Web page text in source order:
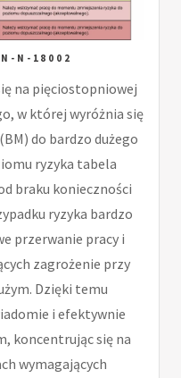
N-18002
na pięciostopniowej
w której wyróżnia się
do bardzo dużego
ryzyka tabela
braku konieczności
ryzyka bardzo
przerwanie pracy i
zagrożenie przy
Dzięki temu
i efektywnie
koncentrując się na
wymagających